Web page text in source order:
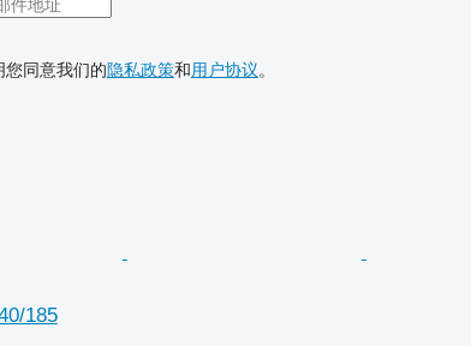
您同意我们的隐私政策和用户协议。
185